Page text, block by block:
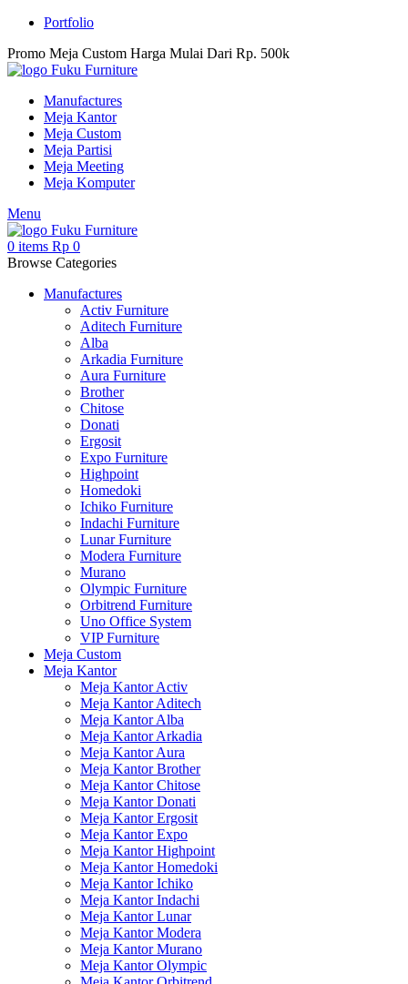
Portfolio
Promo Meja Custom Harga Mulai Dari Rp. 500k
Manufactures
Meja Kantor
Meja Custom
Meja Partisi
Meja Meeting
Meja Komputer
Menu
0 items Rp 0
Browse Categories
Manufactures
Activ Furniture
Aditech Furniture
Alba
Arkadia Furniture
Aura Furniture
Brother
Chitose
Donati
Ergosit
Expo Furniture
Highpoint
Homedoki
Ichiko Furniture
Indachi Furniture
Lunar Furniture
Modera Furniture
Murano
Olympic Furniture
Orbitrend Furniture
Uno Office System
VIP Furniture
Meja Custom
Meja Kantor
Meja Kantor Activ
Meja Kantor Aditech
Meja Kantor Alba
Meja Kantor Arkadia
Meja Kantor Aura
Meja Kantor Brother
Meja Kantor Chitose
Meja Kantor Donati
Meja Kantor Ergosit
Meja Kantor Expo
Meja Kantor Highpoint
Meja Kantor Homedoki
Meja Kantor Ichiko
Meja Kantor Indachi
Meja Kantor Lunar
Meja Kantor Modera
Meja Kantor Murano
Meja Kantor Olympic